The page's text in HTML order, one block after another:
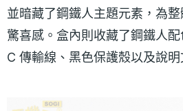
並暗藏了鋼鐵人主題元素，為
驚喜感。盒內則收藏了鋼鐵人
C 傳輸線、黑色保護殼以及說明